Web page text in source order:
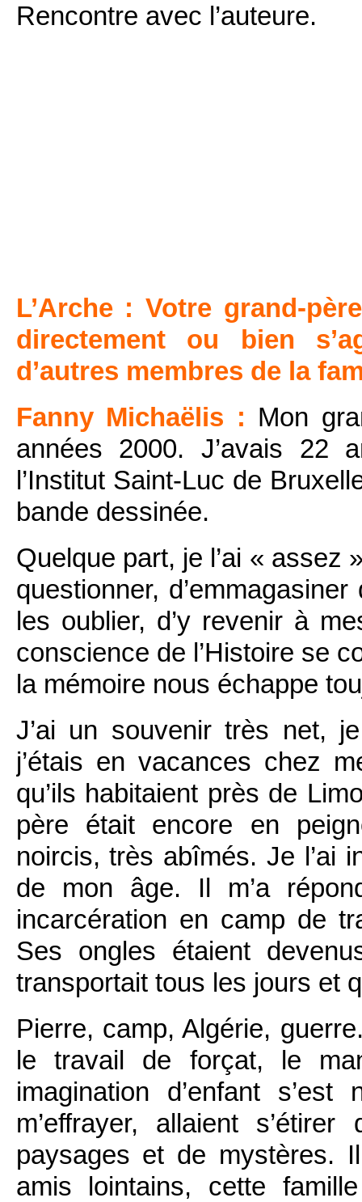
Rencontre avec l’auteure.
L’Arche : Votre grand-
directement ou bien
d’autres membres de la
Fanny Michaëlis : Mon
années 2000. J’avais 22
l’Institut Saint-Luc de
bande dessinée.
Quelque part, je l’ai « assez
questionner,
les oublier, d’y revenir à
conscience de l’Histoire se
la mémoire nous échappe
J’ai un souvenir très net,
j’étais en vacances chez
qu’ils habitaient près de
père était encore en
noircis, très abîmés. Je l’ai
de mon âge. Il m’a
incarcération en camp de
Ses ongles étaient
transportait tous les jours et
Pierre, camp, Algérie,
le travail de forçat, le
imagination d’enfant
m’effrayer, allaient
paysages et de mystères.
amis lointains, cette